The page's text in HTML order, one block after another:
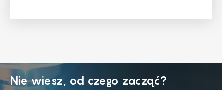
Nie wiesz, od czego zacząć?